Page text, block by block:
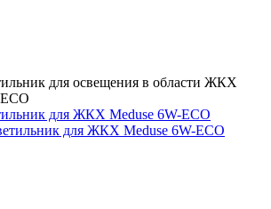
для освещения в области ЖКХ
для ЖКХ Meduse 6W-ECO